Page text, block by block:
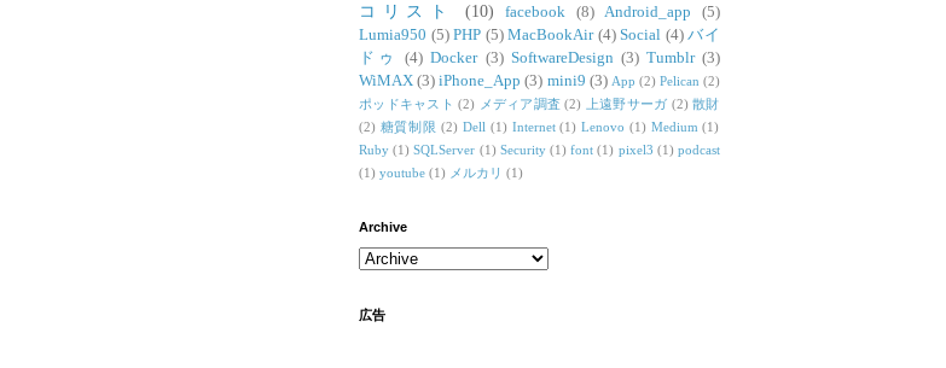
コリスト
(10) facebook (8) Android_app
(5)
Lumia950 (5) PHP (5) MacBookAir (4) Social (4) バイ
ドゥ
(4) Docker (3) SoftwareDesign (3) Tumblr (3)
WiMAX (3) iPhone_App (3) mini9 (3) App (2) Pelican (2)
ポッドキャスト (2) メディア調査 (2) 上遠野サーガ (2) 散財
(2) 糖質制限 (2) Dell (1) Internet (1) Lenovo (1) Medium (1)
Ruby (1) SQLServer (1) Security (1) font (1) pixel3 (1) podcast
(1) youtube (1) メルカリ (1)
Archive
広告